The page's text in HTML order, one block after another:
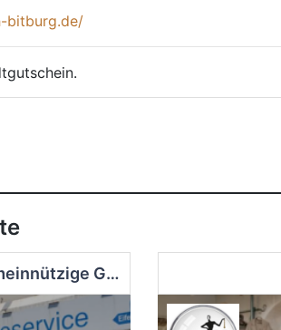
bitburg.de/
AliBi - Eifelservice gemeinnützige Gesellschaft für Arbeit und Qualifizierung mbH